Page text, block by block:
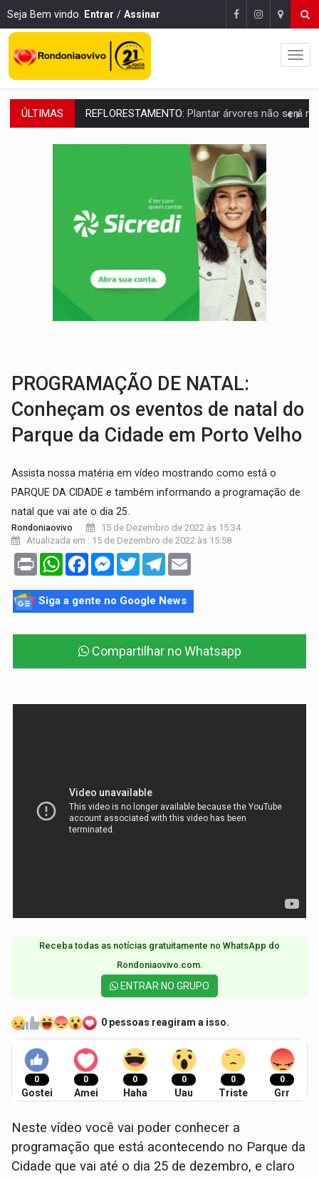
Seja Bem vindo. Entrar / Assinar
ÚLTIMAS REFLORESTAMENTO: Plantar árvores não será mais suficiente para
OVNIS NA LUA:Cientistas alertam para possível base secreta no satélite
ACABOU COM PEUGEOT: Incêndio destrói carro que era rebocado para oficina
Ladrão é filmado furtando moto na frente do bar
BOLSAS DE PESQUISA: Iniciativa Amazônia+10 lança chamada para fortalecer
Brasil tem grandes reservas de urânio, mas produz pouco e
VÍDEO:Serpente capturada na fábrica da Coca-Cola é
HOMENAGEM: Cientistas cassados pelo AI-5 se tornam pesquisadores
LUDOPATIA:
PROGRAMAÇÃO DE NATAL:
Conheçam os eventos de natal do
Parque da Cidade em Porto Velho
Assista nossa matéria em vídeo mostrando como está o
PARQUE DA CIDADE e também informando a programação de
natal que vai ate o dia 25.
Rondoniaovivo
15 de Dezembro de 2022 às 15:34
Atualizada em : 15 de Dezembro de 2022 às 15:58
Print WhatsAppFacebookMessenger
TwitterTelegram
Siga a gente no Google News
Compartilhar no Whatsapp
Receba todas as notícias gratuitamente no WhatsApp do
Rondoniaovivo.com.​
ENTRAR NO GRUPO
0 pessoas reagiram a isso.
0
Gostei
0
Amei
0
Haha
0
Uau
0
Triste
0
Grr
Neste vídeo você vai poder conhecer a
programação que está acontecendo no Parque da
Cidade que vai até o dia 25 de dezembro, e claro